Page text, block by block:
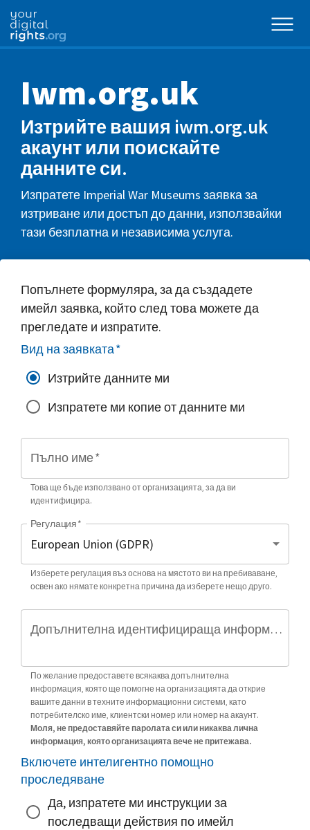
Iwm.org.uk
Изтрийте вашия iwm.org.uk
акаунт или поискайте
данните си.
Изпратете Imperial War Museums заявка за
изтриване или достъп до данни, използвайки
тази безплатна и независима услуга.
Попълнете формуляра, за да създадете
имейл заявка, който след това можете да
прегледате и изпратите.
Вид на заявката*
Изтрийте данните ми
Изпратете ми копие от данните ми
Пълно име*
Това ще бъде използвано от организацията, за да ви
идентифицира.
Регулация*
Изберете регулация въз основа на мястото ви на пребиваване,
освен ако нямате конкретна причина да изберете нещо друго.
Допълнителна идентифицираща информация (по избор)
По желание предоставете всякаква допълнителна
информация, която ще помогне на организацията да открие
вашите данни в техните информационни системи, като
потребителско име, клиентски номер или номер на акаунт.
Моля, не предоставяйте паролата си или никаква лична
информация, която организацията вече не притежава.
Включете интелигентно помощно
проследяване
Да, изпратете ми инструкции за
последващи действия по имейл